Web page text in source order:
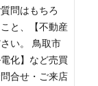
問はもちろ
と、【不動産
い。 鳥取市
化】など売買
合せ・ご来店